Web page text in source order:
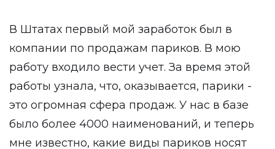
В Штатах первый мой заработок был в
компании по продажам париков. В мою
работу входило вести учет. За время этой
работы узнала, что, оказывается, парики -
это огромная сфера продаж. У нас в базе
было более 4000 наименований, и теперь
мне известно, какие виды париков носят